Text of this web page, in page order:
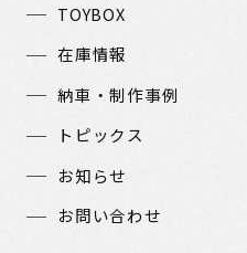
TOYBOX
在庫情報
納車・制作事例
トピックス
お知らせ
お問い合わせ